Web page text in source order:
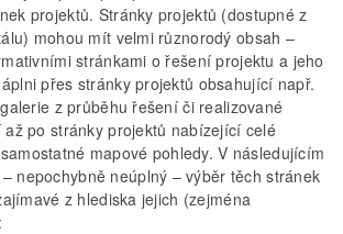
projektů. Stránky projektů (dostupné z
mohou mít velmi různorodý obsah –
stránkami o řešení projektu a jeho
přes stránky projektů obsahující např.
z průběhu řešení či realizované
po stránky projektů nabízející celé
mapové pohledy. V následujícím
nepochybně neúplný – výběr těch stránek
z hlediska jejich (zejména